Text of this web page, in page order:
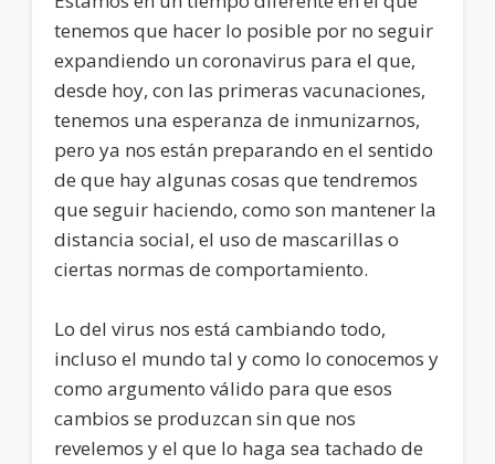
tenemos que hacer lo posible por no seguir
expandiendo un coronavirus para el que,
desde hoy, con las primeras vacunaciones,
tenemos una esperanza de inmunizarnos,
pero ya nos están preparando en el sentido
de que hay algunas cosas que tendremos
que seguir haciendo, como son mantener la
distancia social, el uso de mascarillas o
ciertas normas de comportamiento.
Lo del virus nos está cambiando todo,
incluso el mundo tal y como lo conocemos y
como argumento válido para que esos
cambios se produzcan sin que nos
revelemos y el que lo haga sea tachado de